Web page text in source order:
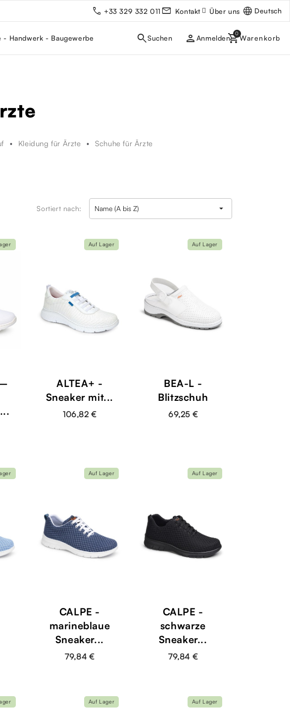
+33 329 332 011 Kontakt Über uns Deutsch
- Handwerk - Baugewerbe person Anmelden
Kleidung für Ärzte Schuhe für Ärzte
Sortiert nach: Name (A bis Z) 
ALTEA+ -
Sneaker mit...
106,82 €
Auf Lager
BEA-L -
Blitzschuh
69,25 €
Auf Lager
CALPE -
marineblaue
Sneaker...
79,84 €
Auf Lager
CALPE -
schwarze
Sneaker...
79,84 €
Auf Lager
Auf Lager Auf Lager